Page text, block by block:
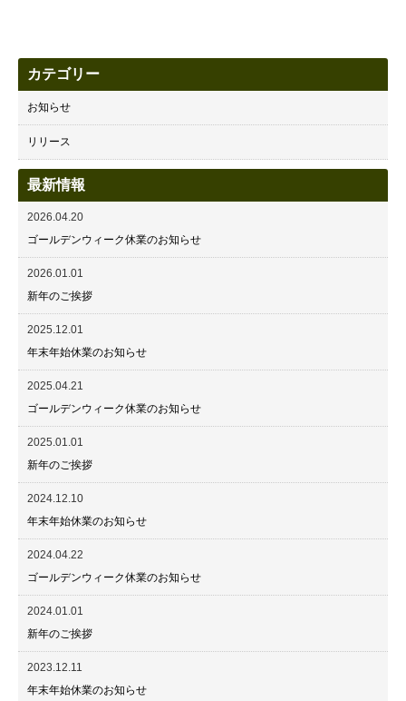
カテゴリー
お知らせ
リリース
最新情報
2026.04.20
ゴールデンウィーク休業のお知らせ
2026.01.01
新年のご挨拶
2025.12.01
年末年始休業のお知らせ
2025.04.21
ゴールデンウィーク休業のお知らせ
2025.01.01
新年のご挨拶
2024.12.10
年末年始休業のお知らせ
2024.04.22
ゴールデンウィーク休業のお知らせ
2024.01.01
新年のご挨拶
2023.12.11
年末年始休業のお知らせ